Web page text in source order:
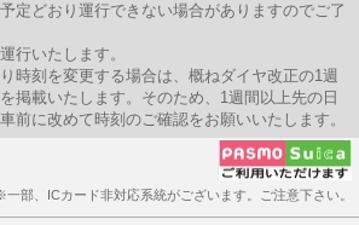
どおり運行できない場合がありますのでご了
いたします。
時刻を変更する場合は、概ねダイヤ改正の1週
掲載いたします。そのため、1週間以上先の日
前に改めて時刻のご確認をお願いいたします。
一部、ICカード非対応系統がございます。ご注意下さい。